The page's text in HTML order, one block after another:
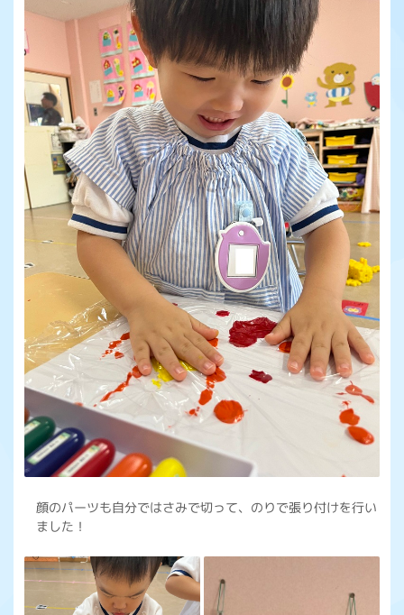
顔のパーツも自分ではさみで切って、のりで張り付けを行い
ました！